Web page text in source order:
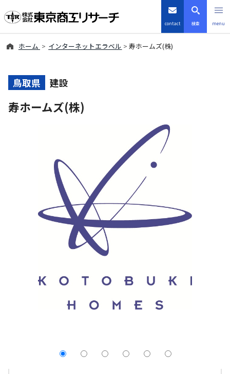
contact 検索 menu
TSR-PLUS
商品・サービス
導入事例
採用情報
ホーム インターネットエラベル 寿ホームズ(株)
鳥取県 建設
寿ホームズ(株)